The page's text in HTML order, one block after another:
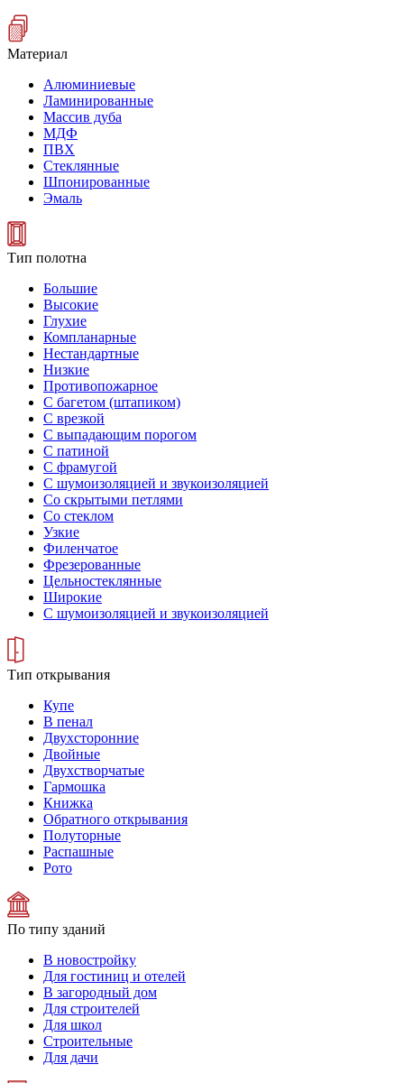
Материал
Алюминиевые
Ламинированные
Массив дуба
МДФ
ПВХ
Стеклянные
Шпонированные
Эмаль
Тип полотна
Большие
Высокие
Глухие
Компланарные
Нестандартные
Низкие
Противопожарное
С багетом (штапиком)
С врезкой
С выпадающим порогом
С патиной
С фрамугой
С шумоизоляцией и звукоизоляцией
Со скрытыми петлями
Со стеклом
Узкие
Филенчатое
Фрезерованные
Цельностеклянные
Широкие
С шумоизоляцией и звукоизоляцией
Тип открывания
Купе
В пенал
Двухсторонние
Двойные
Двухстворчатые
Гармошка
Книжка
Обратного открывания
Полуторные
Распашные
Рото
По типу зданий
В новостройку
Для гостиниц и отелей
В загородный дом
Для строителей
Для школ
Строительные
Для дачи